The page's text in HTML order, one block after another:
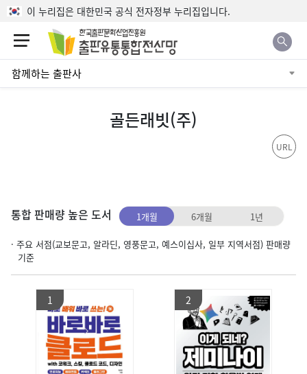
본문으로 바로가기
이 누리집은 대한민국 공식 전자정부 누리집입니다.
함께하는 출판사
골든래빗(주)
URL
통합 판매량 높은 도서 1개월 6개월 1년
· 주요 서점(교보문고, 알라딘, 영풍문고, 예스이십사, 일부 지역서점) 판매량
기준
1 2